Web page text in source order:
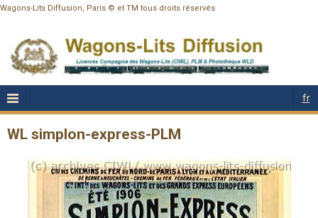
Wagons-Lits Diffusion, Paris © et TM tous droits réservés
fr
WL simplon-express-PLM